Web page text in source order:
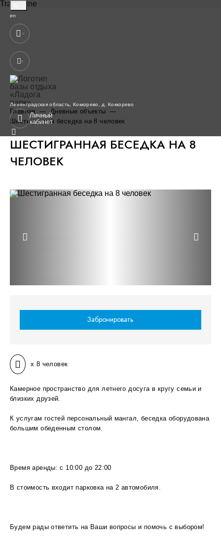
English
en
Ленинградская область, Коккорево, д. Коккорево
Личный
кабинет
TravelLine
Главная
Дневные объекты
Шестигранная беседка на 8 человек
ШЕСТИГРАННАЯ БЕСЕДКА НА 8
ЧЕЛОВЕК
Предыдущий слайд
Вместимость:
x 8 человек
Камерное пространство для летнего досуга в кругу семьи и
близких друзей.
К услугам гостей персональный мангал, беседка оборудована
большим обеденным столом.
Время аренды: с 10:00 до 22:00
В стоимость входит парковка на 2 автомобиля.
Будем рады ответить на Ваши вопросы и помочь с выбором!
Забронировать